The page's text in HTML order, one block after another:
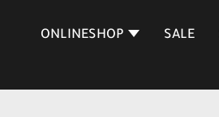
ONLINESHOP SALE